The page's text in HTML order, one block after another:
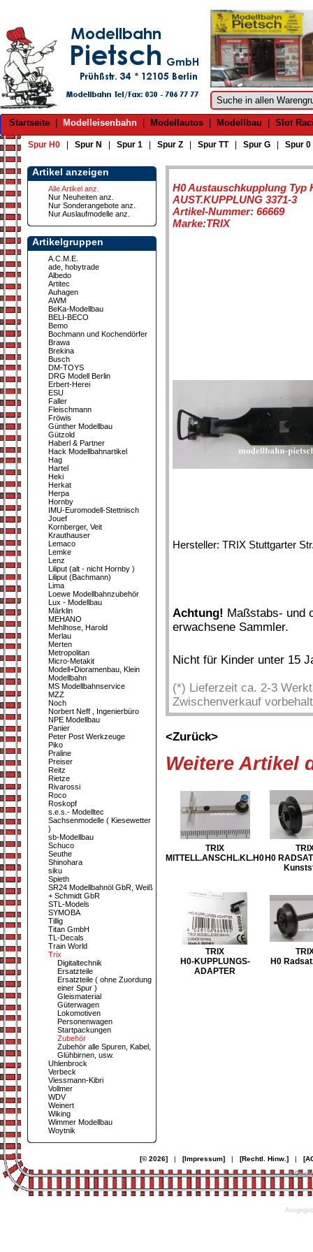
Startseite Modelleisenbahn Modellautos Modellbau Slot
Spur H0 Spur N Spur 1 Spur Z Spur TT| Spur G Spur 0
Artikel anzeigen
Alle Artikel anz.
Nur Neuheiten anz.
Nur Sonderangebote anz.
Nur Auslaufmodelle anz.
Artikelgruppen
A.C.M.E.
ade, hobytrade
Albedo
Artitec
Auhagen
AWM
BeKa-Modellbau
BELI-BECO
Bemo
Bochmann und Kochendörfer
Brawa
Brekina
Busch
DM-TOYS
DRG Modell Berlin
Erbert-Herei
ESU
Faller
Fleischmann
Fröwis
Günther Modellbau
Gützold
Haberl & Partner
Hack Modellbahnartikel
Hag
Hartel
Heki
Herkat
Herpa
Hornby
IMU-Euromodell-Stettnisch
Jouef
Kornberger, Veit
Krauthauser
Lemaco
Lemke
Lenz
Liliput (alt - nicht Hornby )
Liliput (Bachmann)
Lima
Loewe Modellbahnzubehör
Lux - Modellbau
Märklin
MEHANO
Mehlhose, Harold
Merlau
Merten
Metropolitan
Micro-Metakit
Modell+Dioramenbau, Klein
Modellbahn
MS Modellbahnservice
MZZ
Noch
Norbert Neff , Ingenierbüro
NPE Modellbau
Panier
Peter Post Werkzeuge
Piko
Praline
Preiser
Reitz
Rietze
Rivarossi
Roco
Roskopf
s.e.s.- Modelltec
Sachsenmodelle ( Kiesewetter
)
sb-Modellbau
Schuco
Seuthe
Shinohara
siku
Spieth
SR24 Modellbahnöl GbR, Weiß
+ Schmidt GbR
STL-Models
SYMOBA
Tillig
Titan GmbH
TL-Decals
Train World
Trix
Digitaltechnik
Ersatzteile
Ersatzteile ( ohne Zuordung
einer Spur )
Gleismaterial
Güterwagen
Lokomotiven
Personenwagen
Startpackungen
Zubehör
Zubehör alle Spuren, Kabel,
Glühbirnen, usw.
Uhlenbrock
Verbeck
Viessmann-Kibri
Vollmer
WDV
Weinert
Wiking
Wimmer Modellbau
Woytnik
H0 Austauschkupplung Typ
AUST.KUPPLUNG 3371-3
Artikel-Nummer: 66669
Marke:TRIX
Hersteller: TRIX Stuttgarter
Achtung! Maßstabs- und
erwachsene Sammler.
Nicht für Kinder unter 15
(*) Lieferzeit ca. 2-3
Zwischenverkauf
<Zurück>
Weitere Artikel
TRIX
MITTELL.ANSCHL.KL.H0 H0
TRIX
H0-KUPPLUNGS-
ADAPTER
H0
[© 2026]| [Impressum]| [Rechtl. Hinw.]|
©